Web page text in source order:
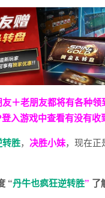
＋老朋友都将有各种
入游戏中查看有没有收
胜， 决胜小妹，现在
“丹牛也疯狂逆转胜” 了